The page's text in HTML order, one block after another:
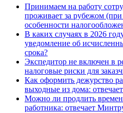
Принимаем на работу
проживает за рубежом
особенности
В каких случаях в 2026
уведомление об
срока?
Экспедитор не включен в
налоговые риски для
Как оформить дежурство
выходные из дома:
Можно ли продлить
работника: отвечает